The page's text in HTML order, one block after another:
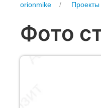
orionmike Проекты
Фото